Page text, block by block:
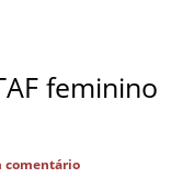
feminino
comentário